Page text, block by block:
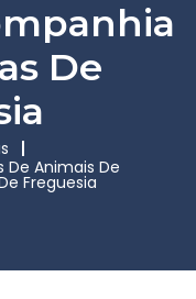
De
Animais De
Freguesia